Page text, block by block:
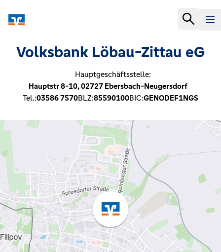
Volksbank Löbau-Zittau eG
Hauptgeschäftsstelle:
Hauptstr 8-10,02727 Ebersbach-Neugersdorf
Tel.:03586 7570BLZ:85590100BIC:GENODEF1NGS